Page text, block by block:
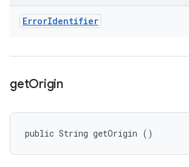
ErrorIdentifier
getOrigin
public String getOrigin ()